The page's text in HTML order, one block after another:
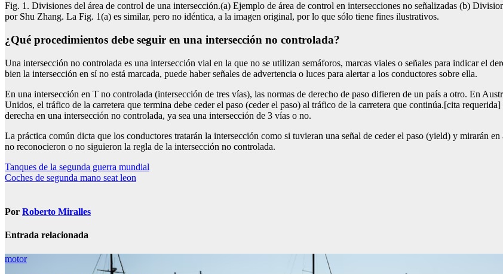
Fig. 1. Divisiones del área de control de una intersección.(a) Ejemplo de área de control en intersecciones no señalizadas (b)
por Shu Zhang. La Fig. 1(a) es similar, pero no idéntica, a la imagen original, por lo que sólo tiene fines ilustrativos.
¿qué procedimientos debe seguir en una intersección no controlada?
Una intersección no controlada es una intersección vial en la que no se utilizan semáforos, marcas viales o señales para indicar el
bien la intersección en sí no está marcada, puede haber señales de advertencia o luces para alertar a los conductores sobre ella.
En una intersección en T no controlada (intersección de tres vías), las normas de derecho de paso difieren de un país a otro. En
Unidos, el tráfico de la carretera que termina debe ceder el paso (ceder el paso) al tráfico de la carretera que continúa.[cita
derecha en una intersección no controlada, ya sea una intersección de 3 vías o no.
La práctica común dicta que los conductores tratarán la intersección como si tuvieran una señal de ceder el paso (yield) y mirarán
no reconocieron o no siguieron la regla de la intersección no controlada.
Navegación
de
Tanques de la segunda guerra mundial
Coches de segunda mano seat leon
Por Roberto Miralles
Entrada relacionada
motor